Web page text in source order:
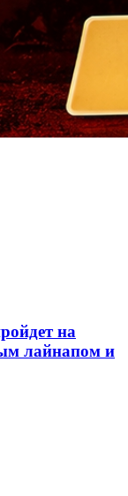
на
лайнапом и